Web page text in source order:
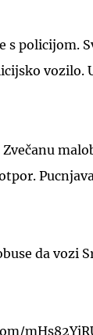
policijom.
vozilo.
Zvečanu
da vozi